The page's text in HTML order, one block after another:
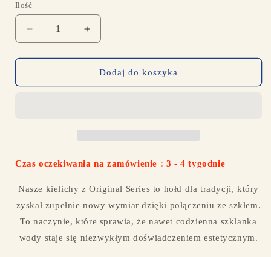
Ilość
Ilość
Zmniejsz
ilość
dla
43-
Zwiększ
ilość
dla
43-
Dodaj do koszyka
Czas oczekiwania na zamówienie : 3 - 4 tygodnie
Nasze kielichy z Original Series to hołd dla tradycji, który
zyskał zupełnie nowy wymiar dzięki połączeniu ze szkłem.
To naczynie, które sprawia, że nawet codzienna szklanka
wody staje się niezwykłym doświadczeniem estetycznym.